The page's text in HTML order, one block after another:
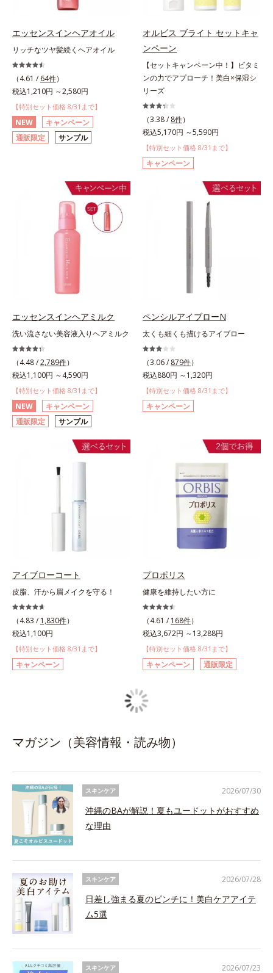
エッセンスインヘアオイル
リッチなツヤ髪続くヘアオイル
（4.61 / 64件）
税込1,210円 ～2,580円
【特別セット価格 8/31まで】
NEW
キャンペーン
通販限定
サンプル
オルビス ブライト セットキャ
ンペーン
【セットキャンペーン中！】ビタミ
ンの力でアプローチ！美白×保湿シ
リーズ
（3.38 / 8件）
税込5,170円 ～5,590円
【特別セット価格 8/31まで】
キャンペーン
エッセンスインヘアミルク
洗い流さない美容液入りヘアミルク
（4.48 /2,789件）
税込1,100円 ～4,590円
【特別セット価格 8/31まで】
NEW
キャンペーン
通販限定
サンプル
ペンシルアイブローN
太くも細くも描けるアイブロー
（3.06 / 879件）
税込880円 ～1,320円
【特別セット価格 8/31まで】
キャンペーン
アイブローコート
皮脂、汗から眉メイクを守る！
（4.83 / 1,830件）
税込1,100円
【特別セット価格 8/31まで】
キャンペーン
プロポリス
健康を維持したい方に
（4.61 / 168件）
税込3,672円 ～13,288円
【特別セット価格 8/31まで】
キャンペーン 通販限定
マガジン（美容情報・読み物）
スキンケア
沖縄のBAが解説！夏もユードットがおすすめ
な理由
2026/07/30
スキンケア
日差し強まる夏のピンチに！美白ケアアイテ
ム5選
2026/07/28
スキンケア 2026/07/23